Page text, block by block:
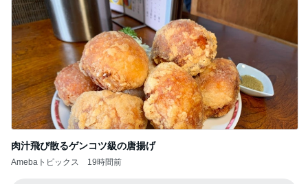
肉汁飛び散るゲンコツ級の唐揚げ
Amebaトピックス 19時間前